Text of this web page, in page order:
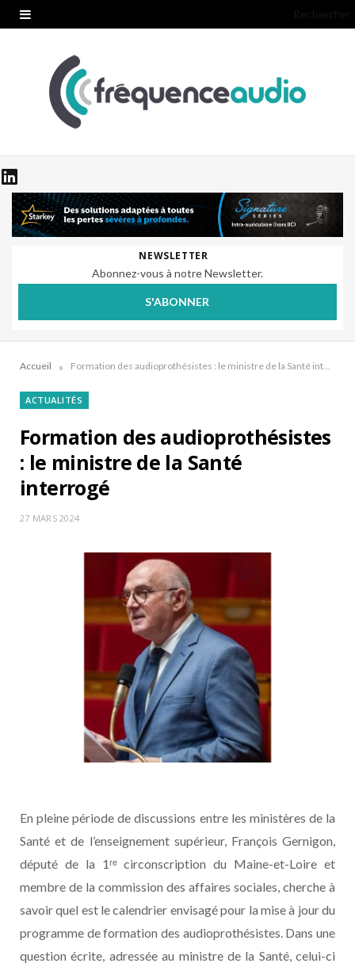
NEWSLETTER
Abonnez-vous à notre Newsletter.
S'ABONNER
Accueil » Formation des audioprothésistes : le ministre de la Santé interrogé
ACTUALITÉS
Formation des audioprothésistes
: le ministre de la Santé
interrogé
27 MARS 2024
En pleine période de discussions entre les ministères de la
Santé et de l’enseignement supérieur, François Gernigon,
député de la 1ʳᵉ circonscription du Maine-et-Loire et
membre de la commission des affaires sociales, cherche à
savoir quel est le calendrier envisagé pour la mise à jour du
programme de formation des audioprothésistes. Dans une
question écrite, adressée au ministre de la Santé, celui-ci